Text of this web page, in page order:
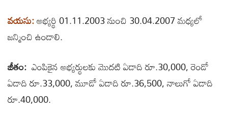
వయసు:అభ్యర్థి 01.11.2003 నుంచి 30.04.2007 మధ్యలో
జన్మించి ఉండాలి.
జీతం: ఎంపికైన అభ్యర్థులకు మొదటి ఏడాది రూ.30,000, రెండో
ఏడాది రూ.33,000, మూడో ఏడాది రూ.36,500, నాలుగో ఏడాది
రూ.40,000.